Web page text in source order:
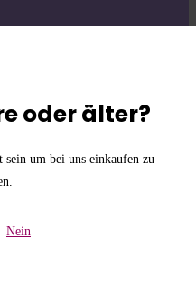
oder älter?
sein um bei uns einkaufen zu
Nein
an einer
Sache –